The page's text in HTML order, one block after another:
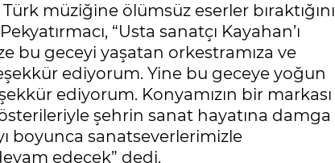
müziğine ölümsüz eserler bıraktığını
“Usta sanatçı Kayahan’ı
bu geceyi yaşatan orkestramıza ve
ediyorum. Yine bu geceye yoğun
ediyorum. Konyamızın bir markası
şehrin sanat hayatına damga
boyunca sanatseverlerimizle
edecek” dedi.